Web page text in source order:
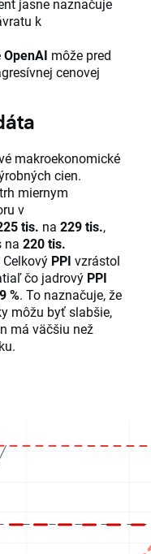
jasne naznačuje
k
OpenAI môže pred
cenovej
makroekonomické
cien.
miernym
v
tis. na 229 tis.,
na 220 tis.
PPI vzrástol
čo jadrový PPI
%. To naznačuje, že
môžu byť slabšie,
má väčšiu než